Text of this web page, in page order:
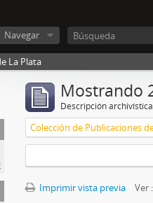
Navegar
La Plata
Mostrando
Descripción archivística
Imprimir vista previa Ver :